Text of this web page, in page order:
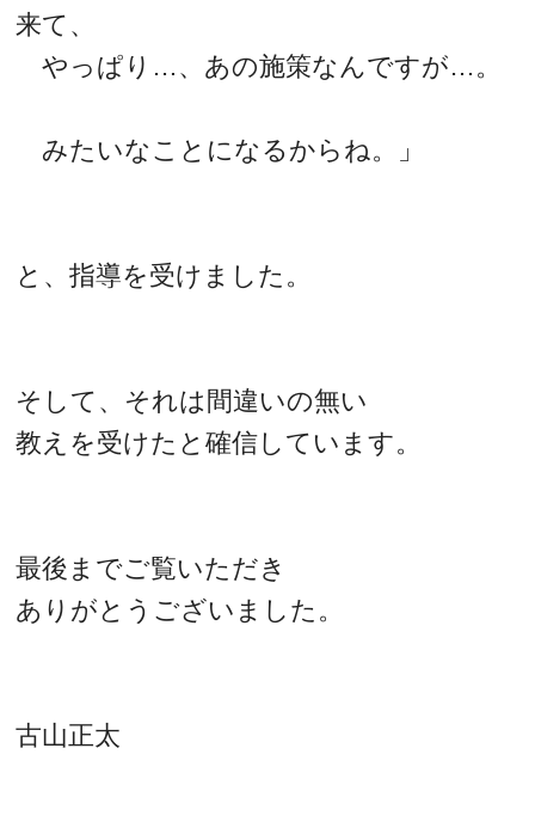
来て、
やっぱり…、あの施策なんですが…。
みたいなことになるからね。」
と、指導を受けました。
そして、それは間違いの無い
教えを受けたと確信しています。
最後までご覧いただき
ありがとうございました。
古山正太